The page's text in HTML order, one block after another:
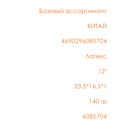
Базовый ассортимент
КИТАЙ
4690296085704
Латекс
12"
23,5*16,5*1
140 гр
6085704